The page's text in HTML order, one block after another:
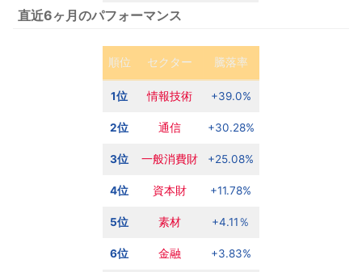
直近6ヶ月のパフォーマンス
順位 セクター 騰落率
1位 情報技術 +39.0%
2位 通信 +30.28%
3位 一般消費財 +25.08%
4位 資本財 +11.78%
5位 素材 +4.11％
6位 金融 +3.83%